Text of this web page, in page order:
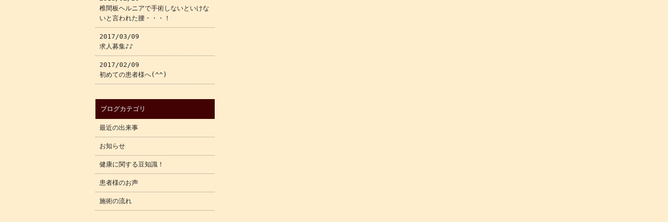
椎間板ヘルニアで手術しないといけな
いと言われた腰・・・！
2017/03/09
求人募集♪♪
2017/02/09
初めての患者様へ(^^)
ブログカテゴリ
最近の出来事
お知らせ
健康に関する豆知識！
患者様のお声
施術の流れ